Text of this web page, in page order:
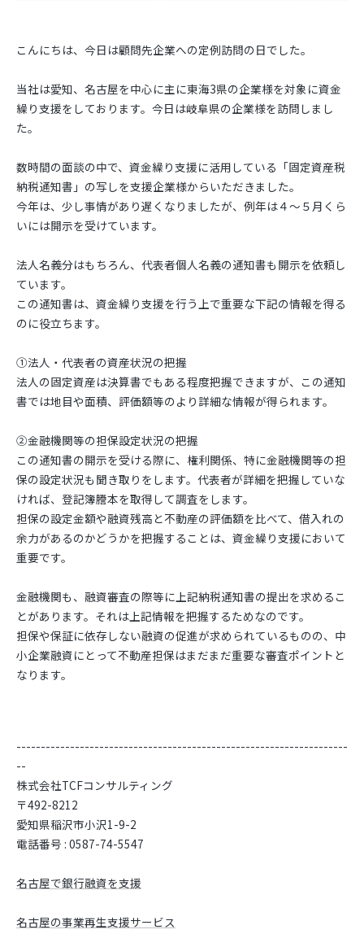
こんにちは、今日は顧問先企業への定例訪問の日でした。
当社は愛知、名古屋を中心に主に東海3県の企業様を対象に資金
繰り支援をしております。今日は岐阜県の企業様を訪問しまし
た。
数時間の面談の中で、資金繰り支援に活用している「固定資産税
納税通知書」の写しを支援企業様からいただきました。
今年は、少し事情があり遅くなりましたが、例年は４～５月くら
いには開示を受けています。
法人名義分はもちろん、代表者個人名義の通知書も開示を依頼し
ています。
この通知書は、資金繰り支援を行う上で重要な下記の情報を得る
のに役立ちます。
①法人・代表者の資産状況の把握
法人の固定資産は決算書でもある程度把握できますが、この通知
書では地目や面積、評価額等のより詳細な情報が得られます。
②金融機関等の担保設定状況の把握
この通知書の開示を受ける際に、権利関係、特に金融機関等の担
保の設定状況も聞き取りをします。代表者が詳細を把握していな
ければ、登記簿謄本を取得して調査をします。
担保の設定金額や融資残高と不動産の評価額を比べて、借入れの
余力があるのかどうかを把握することは、資金繰り支援において
重要です。
金融機関も、融資審査の際等に上記納税通知書の提出を求めるこ
とがあります。それは上記情報を把握するためなのです。
担保や保証に依存しない融資の促進が求められているものの、中
小企業融資にとって不動産担保はまだまだ重要な審査ポイントと
なります。
--------------------------------------------------------------------
--
株式会社TCFコンサルティング
〒492-8212
愛知県稲沢市小沢1-9-2
電話番号 : 0587-74-5547
名古屋で銀行融資を支援
名古屋の事業再生支援サービス